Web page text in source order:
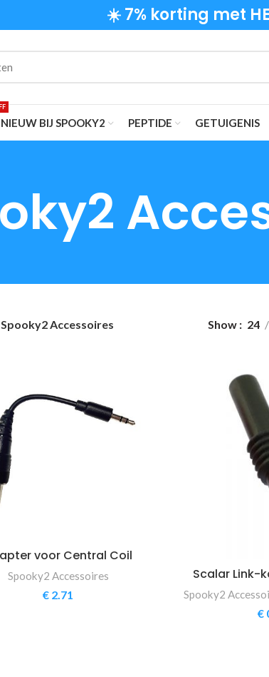
☀️ 7% korting met
NIEUW BIJ SPOOKY2 PEPTIDE GETUIGENIS
Spooky2 Accessoires Show 24
voor Central Coil
Spooky2 Accessoires
€ 2.71
Scalar Link-
Spooky2
€